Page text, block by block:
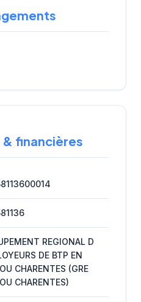
& financières
REGIONAL D
DE BTP EN
CHARENTES (GRE
CHARENTES)